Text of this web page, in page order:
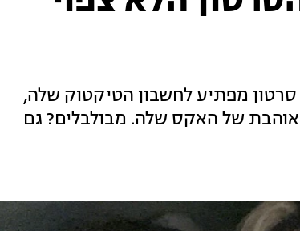
מפתיע לחשבון הטיקטוק שלה,
ה-20 עם הברכה האוהבת של האקס שלה. מבולבלים? גם